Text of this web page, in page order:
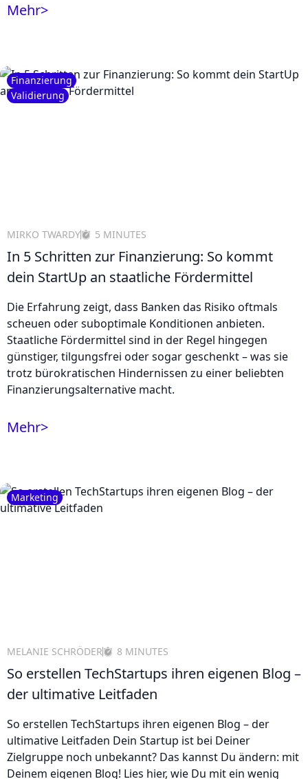
Mehr>
Finanzierung
Validierung
MIRKO TWARDY 5 MINUTES
In 5 Schritten zur Finanzierung: So kommt
dein StartUp an staatliche Fördermittel
Die Erfahrung zeigt, dass Banken das Risiko oftmals
scheuen oder suboptimale Konditionen anbieten.
Staatliche Fördermittel sind in der Regel hingegen
günstiger, tilgungsfrei oder sogar geschenkt – was sie
trotz bürokratischen Hindernissen zu einer beliebten
Finanzierungsalternative macht.
Mehr>
Marketing
MELANIE SCHRÖDER 8 MINUTES
So erstellen TechStartups ihren eigenen Blog –
der ultimative Leitfaden
So erstellen TechStartups ihren eigenen Blog – der
ultimative Leitfaden Dein Startup ist bei Deiner
Zielgruppe noch unbekannt? Das kannst Du ändern: mit
Deinem eigenen Blog! Lies hier, wie Du mit ein wenig